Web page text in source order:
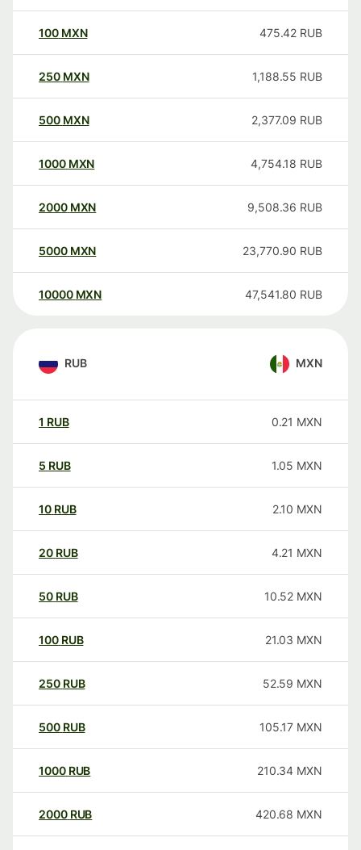
100 MXN 475.42 RUB
250 MXN 1,188.55 RUB
500 MXN 2,377.09 RUB
1000 MXN 4,754.18 RUB
2000 MXN 9,508.36 RUB
5000 MXN 23,770.90 RUB
10000 MXN 47,541.80 RUB
RUB MXN
1 RUB 0.21 MXN
5 RUB 1.05 MXN
10 RUB 2.10 MXN
20 RUB 4.21 MXN
50 RUB 10.52 MXN
100 RUB 21.03 MXN
250 RUB 52.59 MXN
500 RUB 105.17 MXN
1000 RUB 210.34 MXN
2000 RUB 420.68 MXN